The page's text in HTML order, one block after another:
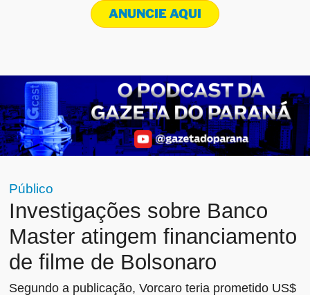
ANUNCIE AQUI
Público
Investigações sobre Banco
Master atingem financiamento
de filme de Bolsonaro
Segundo a publicação, Vorcaro teria prometido US$